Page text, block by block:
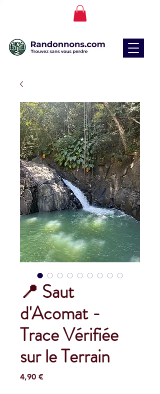
📍 Saut
d'Acomat -
Trace Vérifiée
sur le Terrain
4,90 €Prix